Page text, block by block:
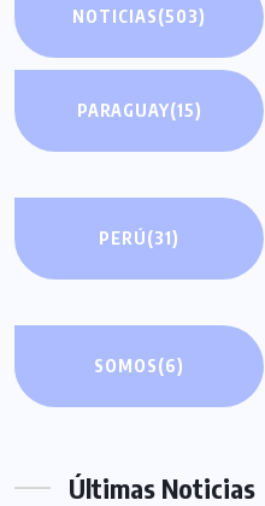
NOTICIAS(503)
PARAGUAY(15)
PERÚ(31)
SOMOS(6)
Últimas Noticias